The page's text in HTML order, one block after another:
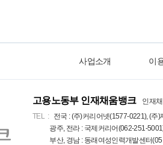
사업소개 이
고용노동부 인재채움뱅크
인재
TEL
전국 : (주)커리어넷(1577-0221), (
광주, 전라 : 국제커리어(062-251-
부산, 경남 : 동래여성인력개발센터